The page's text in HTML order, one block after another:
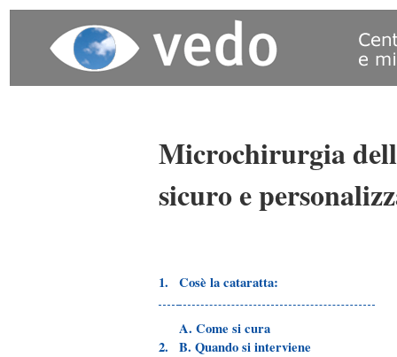
Microchirurgia
sicuro e
1. Cosè la cataratta:
2.
A. Come si cura
B. Quando si interviene